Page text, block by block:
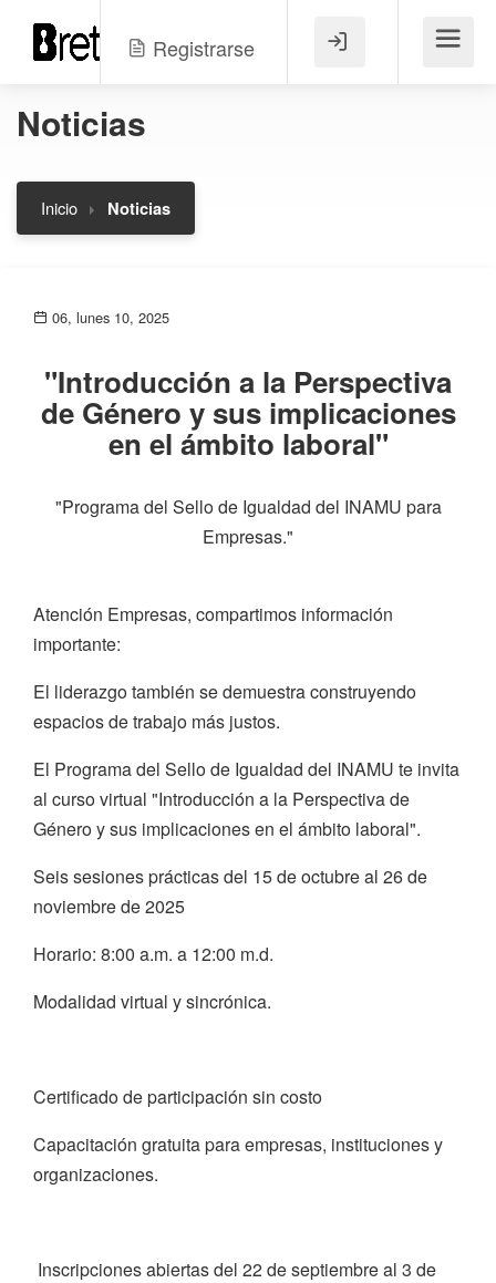
Registrarse Menú
Noticias
Inicio Noticias
06, lunes 10, 2025
"Introducción a la Perspectiva
de Género y sus implicaciones
en el ámbito laboral"
"Programa del Sello de Igualdad del INAMU para
Empresas."
Atención Empresas, compartimos información
importante:
El liderazgo también se demuestra construyendo
espacios de trabajo más justos.
El Programa del Sello de Igualdad del INAMU te invita
al curso virtual "Introducción a la Perspectiva de
Género y sus implicaciones en el ámbito laboral".
Seis sesiones prácticas del 15 de octubre al 26 de
noviembre de 2025
Horario: 8:00 a.m. a 12:00 m.d.
Modalidad virtual y sincrónica.
Certificado de participación sin costo
Capacitación gratuita para empresas, instituciones y
organizaciones.
Inscripciones abiertas del 22 de septiembre al 3 de